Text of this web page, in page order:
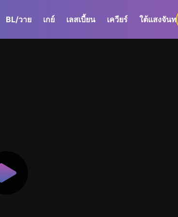
BL/วาย เกย์ เลสเบี้ยน เควียร์ ใต้แสงจันทร์